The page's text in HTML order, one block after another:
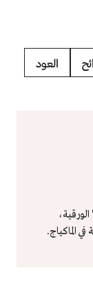
العود
الماكياج.